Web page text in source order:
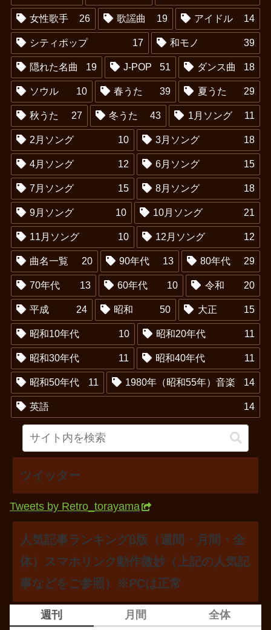
女性歌手 26 歌謡曲 19 アイドル 14
シティポップ 17 和モノ 39
隠れた名曲 19 J-POP 51 ダンス曲 18
ソウル 10 春うた 39 夏うた 29
秋うた 27 冬うた 43 1月ソング 11
2月ソング 10 3月ソング 18
4月ソング 12 6月ソング 15
7月ソング 15 8月ソング 18
9月ソング 10 10月ソング 21
11月ソング 10 12月ソング 12
曲名一覧 20 90年代 13 80年代 29
70年代 13 60年代 10 令和 20
平成 24 昭和 50 大正 15
昭和10年代 10 昭和20年代 11
昭和30年代 11 昭和40年代 11
昭和50年代 11 1980年（昭和55年）音楽 14
英語 14
ツイッター
Tweets by Retro_torayama
人気記事ランキングβ版（週間・月間・全
体）スマホリンク動作微妙（上記の人気記
事などをご参照）※PCは正常
週刊 月間 全体